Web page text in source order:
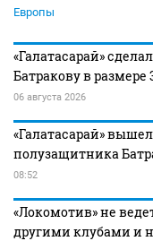
Европы
«Галатасарай»
Батракову в
06 августа 2026
«Галатасарай»
полузащитника
08:52
«Локомотив» не
другими клубами и